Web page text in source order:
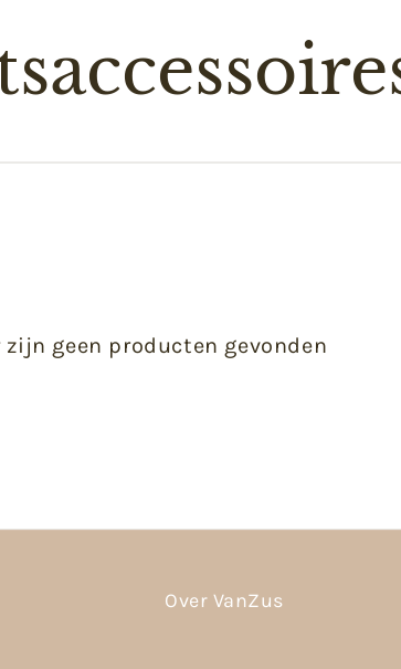
zijn geen producten gevonden
Over VanZus